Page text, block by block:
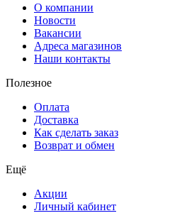
О компании
Новости
Вакансии
Адреса магазинов
Наши контакты
Полезное
Оплата
Доставка
Как сделать заказ
Возврат и обмен
Ещё
Акции
Личный кабинет